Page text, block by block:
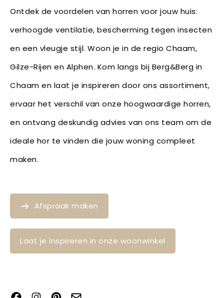
Ontdek de voordelen van horren voor jouw huis:
verhoogde ventilatie, bescherming tegen insecten
en een vleugje stijl. Woon je in de regio Chaam,
Gilze-Rijen en Alphen. Kom langs bij Berg&Berg in
Chaam en laat je inspireren door ons assortiment,
ervaar het verschil van onze hoogwaardige horren,
en ontvang deskundig advies van ons team om de
ideale hor te vinden die jouw woning compleet
maken.
Afspraak maken
Laat je inspireren in onze woonwinkel